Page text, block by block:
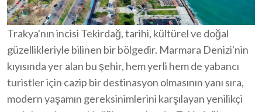
Trakya'nın incisi Tekirdağ, tarihi, kültürel ve doğal
güzellikleriyle bilinen bir bölgedir. Marmara Denizi'nin
kıyısında yer alan bu şehir, hem yerli hem de yabancı
turistler için cazip bir destinasyon olmasının yanı sıra,
modern yaşamın gereksinimlerini karşılayan yenilikçi